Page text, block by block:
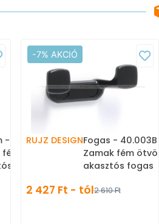
- 40.003B -
ötvözet
fogas
-7% AKCIÓ
RUJZ DESIGNFogas -
Zamak fém
akasztós fogas
2 427 Ft - tól2 610 Ft